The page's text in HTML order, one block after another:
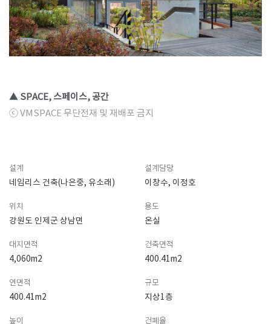
▲ SPACE, 스페이스, 공간
ⓒ VMSPACE 무단전재 및 재배포 금지
설계
네임리스 건축(나은중, 유소래)
설계담당
이창수, 이정호
위치
강원도 인제군 상남면
용도
온실
대지면적
4,060m2
건축면적
400.41m2
연면적
400.41m2
규모
지상1층
높이 건폐율